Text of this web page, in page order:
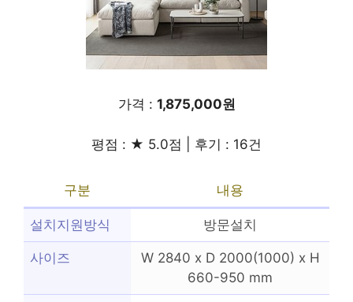
가격 : 1,875,000원
평점 : ★ 5.0점 | 후기 : 16건
구분 내용
설치지원방식 방문설치
사이즈
W 2840 x D 2000(1000) x H
660-950 mm